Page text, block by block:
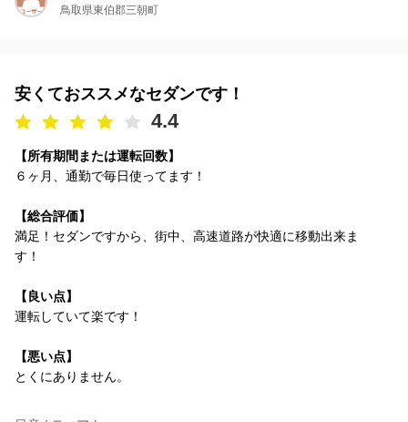
鳥取県東伯郡三朝町
安くておススメなセダンです！
4.4
【所有期間または運転回数】
６ヶ月、通勤で毎日使ってます！
【総合評価】
満足！セダンですから、街中、高速道路が快適に移動出来ま
す！
【良い点】
運転していて楽です！
【悪い点】
とくにありません。